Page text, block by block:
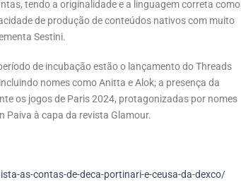
tendo a originalidade e a linguagem correta como
de produção de conteúdos nativos com muito
Sestini.
de incubação estão o lançamento do Threads
nomes como Anitta e Alok; a presença da
os jogos de Paris 2024, protagonizadas por nomes
Paiva à capa da revista Glamour.
as-contas-de-deca-portinari-e-ceusa-da-dexco/